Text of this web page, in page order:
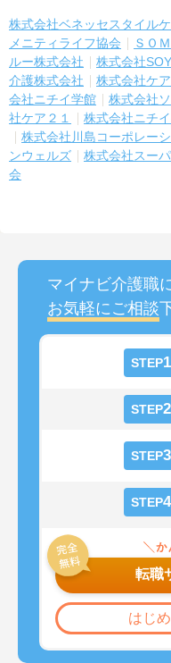
株式会社ベネッセスタイル
メニティライフ協会
ＳＯ
ルー株式会社
株式会社
介護株式会社
株式会社ケ
会社ニチイ学館
株式会社
社ケア２１
株式会社ニチ
株式会社川島コーポレー
ンウェルズ
株式会社スー
会
マイナビ介護職
お気軽にご相談
STEP1
STEP2
STEP3
STEP4
転職
はじ